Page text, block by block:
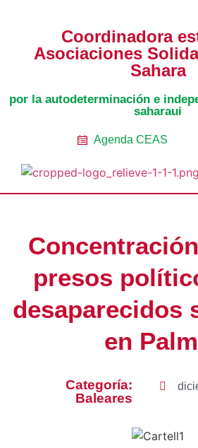
Coordinadora
Asociaciones
Sahara
por la autodeterminación e
saharaui
Agenda CEAS
presos
desaparecidos
en
Categoría:
Baleares